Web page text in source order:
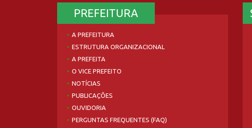
PREFEITURA
A PREFEITURA
ESTRUTURA ORGANIZACIONAL
A PREFEITA
O VICE PREFEITO
NOTÍCIAS
PUBLICAÇÕES
OUVIDORIA
PERGUNTAS FREQUENTES (FAQ)